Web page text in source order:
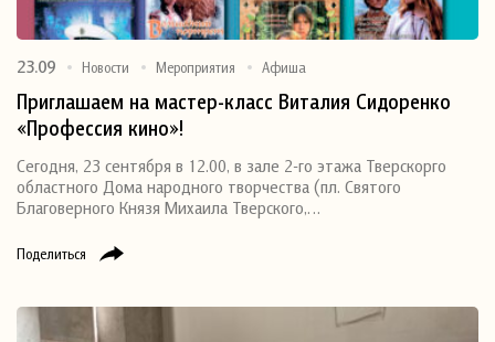
Поделиться
23.09 Новости Мероприятия Афиша
Приглашаем на мастер-класс Виталия Сидоренко
«Профессия кино»!
Сегодня, 23 сентября в 12.00, в зале 2-го этажа Тверскорго
областного Дома народного творчества (пл. Святого
Благоверного Князя Михаила Тверского,…